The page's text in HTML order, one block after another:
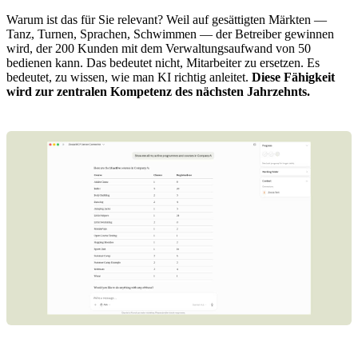
Warum ist das für Sie relevant? Weil auf gesättigten Märkten —
Tanz, Turnen, Sprachen, Schwimmen — der Betreiber gewinnen
wird, der 200 Kunden mit dem Verwaltungsaufwand von 50
bedienen kann. Das bedeutet nicht, Mitarbeiter zu ersetzen. Es
bedeutet, zu wissen, wie man KI richtig anleitet. Diese Fähigkeit
wird zur zentralen Kompetenz des nächsten Jahrzehnts.